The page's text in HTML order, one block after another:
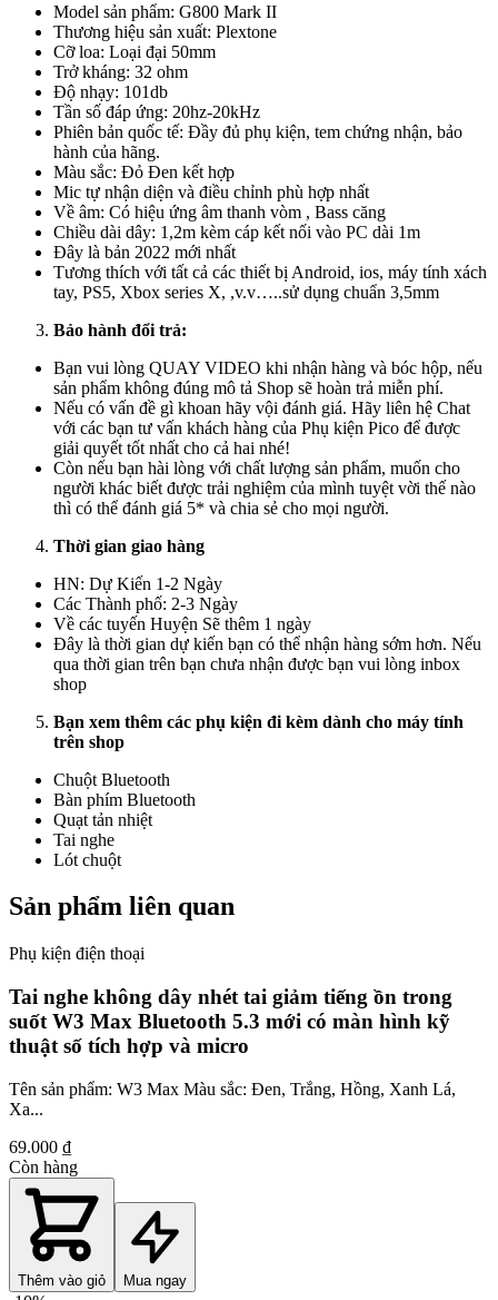
Model sản phẩm: G800 Mark II
Thương hiệu sản xuất: Plextone
Cỡ loa: Loại đại 50mm
Trở kháng: 32 ohm
Độ nhạy: 101db
Tần số đáp ứng: 20hz-20kHz
Phiên bản quốc tế: Đầy đủ phụ kiện, tem chứng nhận, bảo
hành của hãng.
Màu sắc: Đỏ Đen kết hợp
Mic tự nhận diện và điều chỉnh phù hợp nhất
Về âm: Có hiệu ứng âm thanh vòm , Bass căng
Chiều dài dây: 1,2m kèm cáp kết nối vào PC dài 1m
Đây là bản 2022 mới nhất
Tương thích với tất cả các thiết bị Android, ios, máy tính xách
tay, PS5, Xbox series X, ,v.v…..sử dụng chuẩn 3,5mm
Bảo hành đổi trả:
Bạn vui lòng QUAY VIDEO khi nhận hàng và bóc hộp, nếu
sản phẩm không đúng mô tả Shop sẽ hoàn trả miễn phí.
Nếu có vấn đề gì khoan hãy vội đánh giá. Hãy liên hệ Chat
với các bạn tư vấn khách hàng của Phụ kiện Pico để được
giải quyết tốt nhất cho cả hai nhé!
Còn nếu bạn hài lòng với chất lượng sản phẩm, muốn cho
người khác biết được trải nghiệm của mình tuyệt vời thế nào
thì có thể đánh giá 5* và chia sẻ cho mọi người.
Thời gian giao hàng
HN: Dự Kiến 1-2 Ngày
Các Thành phố: 2-3 Ngày
Về các tuyến Huyện Sẽ thêm 1 ngày
Đây là thời gian dự kiến bạn có thể nhận hàng sớm hơn. Nếu
qua thời gian trên bạn chưa nhận được bạn vui lòng inbox
shop
Bạn xem thêm các phụ kiện đi kèm dành cho máy tính
trên shop
Chuột Bluetooth
Bàn phím Bluetooth
Quạt tản nhiệt
Tai nghe
Lót chuột
Sản phẩm liên quan
Phụ kiện điện thoại
Tai nghe không dây nhét tai giảm tiếng ồn trong
suốt W3 Max Bluetooth 5.3 mới có màn hình kỹ
thuật số tích hợp và micro
Tên sản phẩm: W3 Max Màu sắc: Đen, Trắng, Hồng, Xanh Lá,
Xa...
69.000 ₫
Còn hàng
Thêm vào giỏ Mua ngay